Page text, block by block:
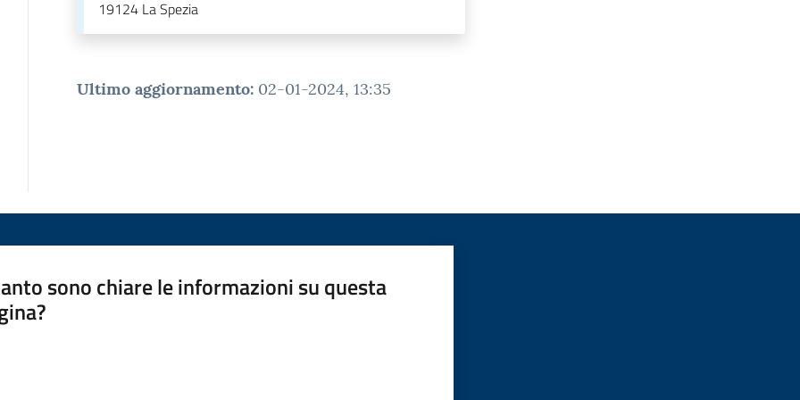
19124 La Spezia
Ultimo aggiornamento: 02-01-2024, 13:35
sono chiare le informazioni su questa